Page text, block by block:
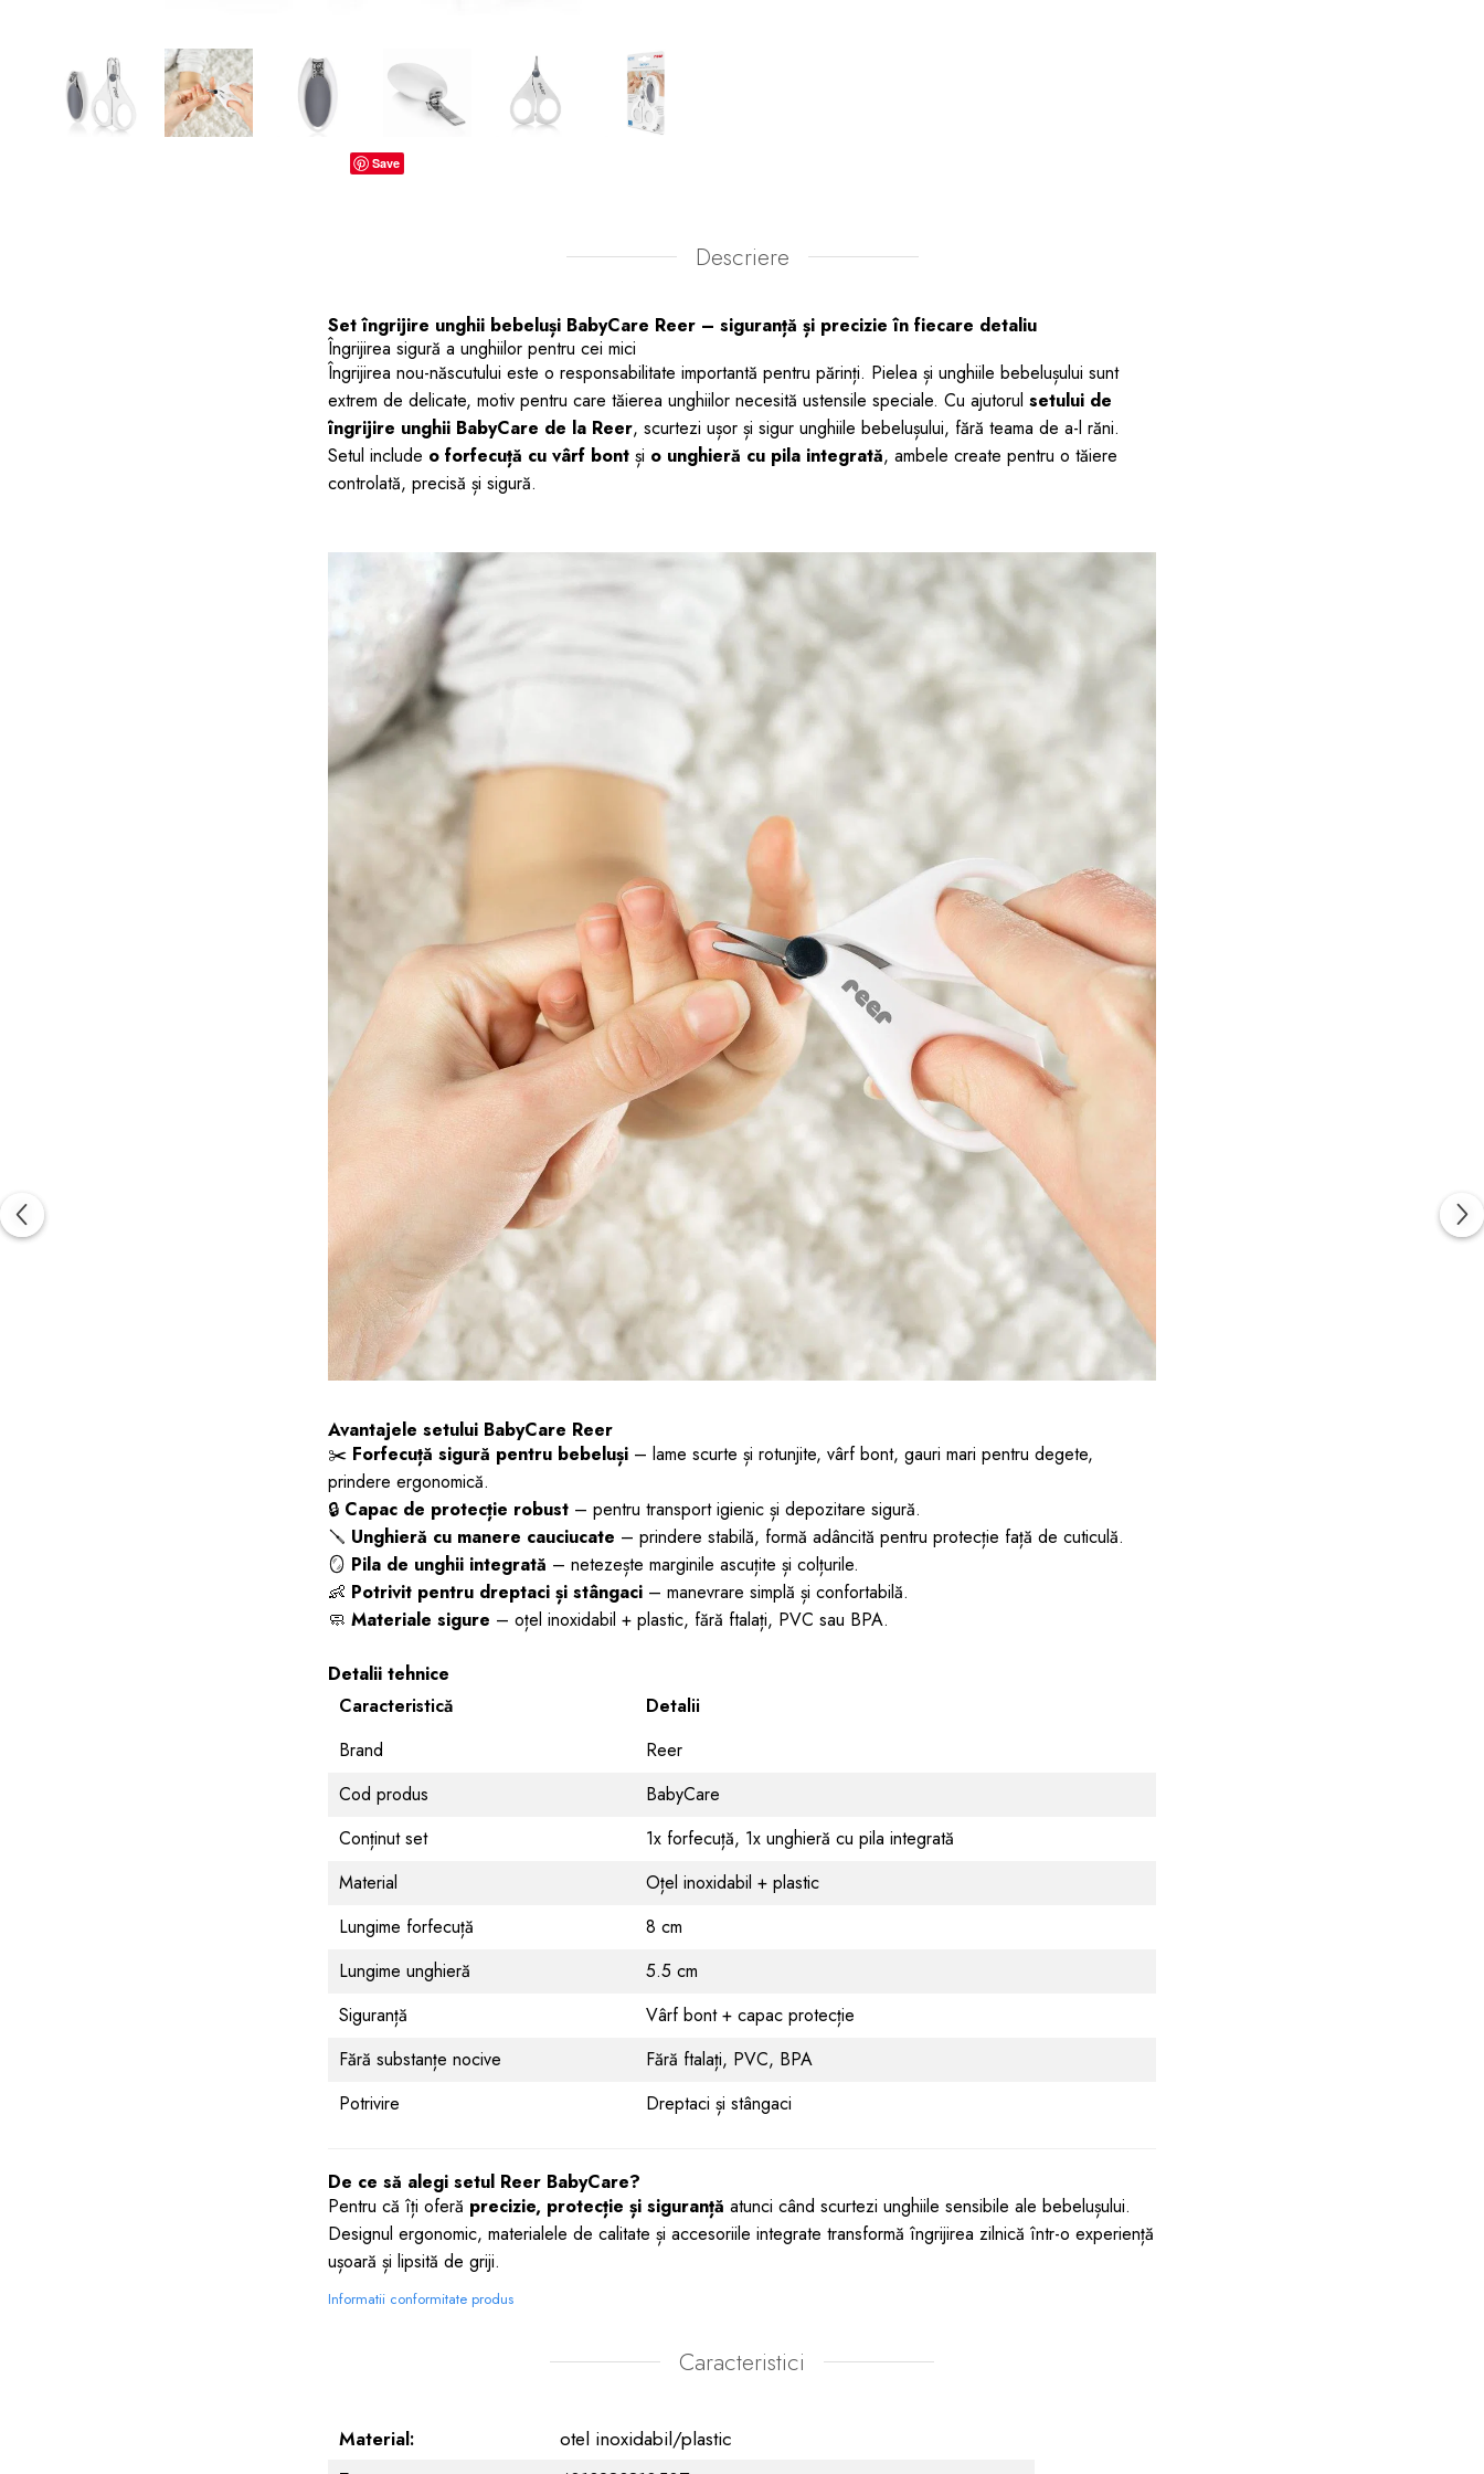
Produse îngrijire copii
Igiena copii
Save
Descriere
Set îngrijire unghii bebeluși BabyCare Reer – siguranță și precizie în fiecare detaliu
Îngrijirea sigură a unghiilor pentru cei mici
Îngrijirea nou-născutului este o responsabilitate importantă pentru părinți. Pielea și unghiile bebelușului sunt
extrem de delicate, motiv pentru care tăierea unghiilor necesită ustensile speciale. Cu ajutorul setului de
îngrijire unghii BabyCare de la Reer, scurtezi ușor și sigur unghiile bebelușului, fără teama de a-l răni.
Setul include o forfecuță cu vârf bont și o unghieră cu pila integrată, ambele create pentru o tăiere
controlată, precisă și sigură.
Avantajele setului BabyCare Reer
✂️ Forfecuță sigură pentru bebeluși – lame scurte și rotunjite, vârf bont, gauri mari pentru degete,
prindere ergonomică.
🔒 Capac de protecție robust – pentru transport igienic și depozitare sigură.
🪛 Unghieră cu manere cauciucate – prindere stabilă, formă adâncită pentru protecție față de cuticulă.
🪞 Pila de unghii integrată – netezește marginile ascuțite și colțurile.
👶 Potrivit pentru dreptaci și stângaci – manevrare simplă și confortabilă.
🧼 Materiale sigure – oțel inoxidabil + plastic, fără ftalați, PVC sau BPA.
Detalii tehnice
Caracteristică
Detalii
Brand
Reer
Cod produs
BabyCare
Conținut set
1x forfecuță, 1x unghieră cu pila integrată
Material
Oțel inoxidabil + plastic
Lungime forfecuță
8 cm
Lungime unghieră
5.5 cm
Siguranță
Vârf bont + capac protecție
Fără substanțe nocive
Fără ftalați, PVC, BPA
Potrivire
Dreptaci și stângaci
De ce să alegi setul Reer BabyCare?
Pentru că îți oferă precizie, protecție și siguranță atunci când scurtezi unghiile sensibile ale bebelușului.
Designul ergonomic, materialele de calitate și accesoriile integrate transformă îngrijirea zilnică într-o experiență
ușoară și lipsită de griji.
Informatii conformitate produs
Caracteristici
Material:
otel inoxidabil/plastic